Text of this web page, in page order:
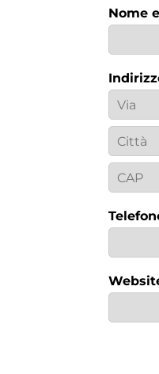
Nome